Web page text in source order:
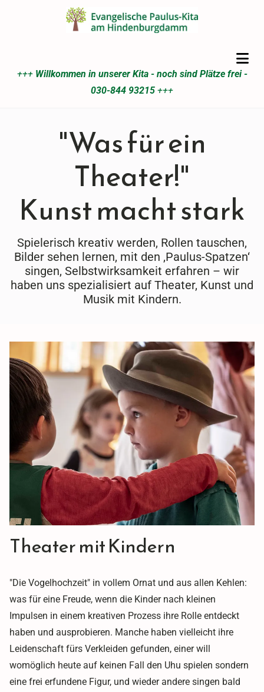
+++ Willkommen in unserer Kita - noch sind Plätze frei -
030-844 93215 +++
"Was für ein
Theater!"
Kunst macht stark
Spielerisch kreativ werden, Rollen tauschen,
Bilder sehen lernen, mit den ‚Paulus-Spatzen‘
singen, Selbstwirksamkeit erfahren – wir
haben uns spezialisiert auf Theater, Kunst und
Musik mit Kindern.
Theater mit Kindern
"Die Vogelhochzeit" in vollem Ornat und aus allen Kehlen:
was für eine Freude, wenn die Kinder nach kleinen
Impulsen in einem kreativen Prozess ihre Rolle entdeckt
haben und ausprobieren. Manche haben vielleicht ihre
Leidenschaft fürs Verkleiden gefunden, einer will
womöglich heute auf keinen Fall den Uhu spielen sondern
eine frei erfundene Figur, und wieder andere singen bald